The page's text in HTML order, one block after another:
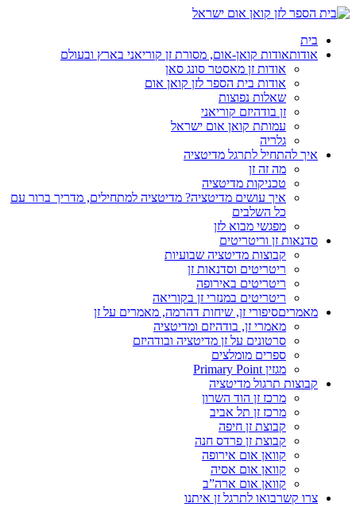
בית
אודותאודות קואן-אום, מסורת זן קוריאני בארץ ובעולם
אודות זן מאסטר סונג סאן
אודות בית הספר לזן קואן אום
שאלות נפוצות
זן בודהיזם קוריאני
עמותת קואן אום ישראל
גלריה
איך להתחיל לתרגל מדיטציה
מה זה זן
טכניקות מדיטציה
איך עושים מדיטציה? מדיטציה למתחילים, מדריך ברור עם
כל השלבים
מפגשי מבוא לזן
סדנאות זן וריטריטים
קבוצות מדיטציה שבועיות
ריטריטים וסדנאות זן
ריטריטים באירופה
ריטריטים במנזרי זן בקוריאה
מאמריםסיפורי זן, שיחות דהרמה, מאמרים על זן
מאמרי זן, בודהיזם ומדיטציה
סרטונים על זן מדיטציה ובודהיזם
ספרים מומלצים
מגזין Primary Point
קבוצות תרגול מדיטציה
מרכז זן הוד השרון
מרכז זן תל אביב
קבוצת זן חיפה
קבוצת זן פרדס חנה
קוואן אום אירופה
קוואן אום אסיה
קוואן אום ארה”ב
צרו קשרבואו לתרגל זן איתנו